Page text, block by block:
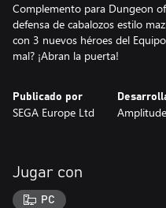
Complemento para Dungeon
defensa de cabalozos estilo
con 3 nuevos héroes del
mal? ¡Abran la puerta!
Publicado por
SEGA Europe Ltd Amplitude
Jugar con
PC